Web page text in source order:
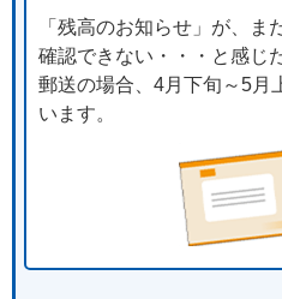
「残高のお知らせ」が、ま
確認できない・・・と感じ
郵送の場合、4月下旬～5月
います。